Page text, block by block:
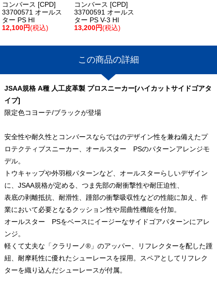
コンバース [CPD]
33700571 オールス
ター PS HI
12,100円(税込)
コンバース [CPD]
33700591 オールス
ター PS V-3 HI
13,200円(税込)
この商品の詳細
JSAA規格 A種 人工皮革製 プロスニーカー[ハイカットサイドゴアタ
イプ]
限定色コヨーテ/ブラックが登場
安全性や耐久性とコンバースならではのデザイン性を兼ね備えたプ
ロテクティブスニーカー、オールスター PSのパターンアレンジモ
デル。
トウキャップや外羽根パターンなど、オールスターらしいデザイン
に、JSAA規格が定める、つま先部の耐衝撃性や耐圧迫性、
表底の剥離抵抗、耐滑性、踵部の衝撃吸収性などの性能に加え、作
業において必要となるクッション性や屈曲性機能を付加。
オールスター PSをベースにイージーなサイドゴアパターンにアレ
ンジ。
軽くて丈夫な「クラリーノ®」のアッパー、リフレクターを配した踵
紐、耐摩耗性に優れたシューレースを採用。スペアとしてリフレク
ターを織り込んだシューレースが付属。